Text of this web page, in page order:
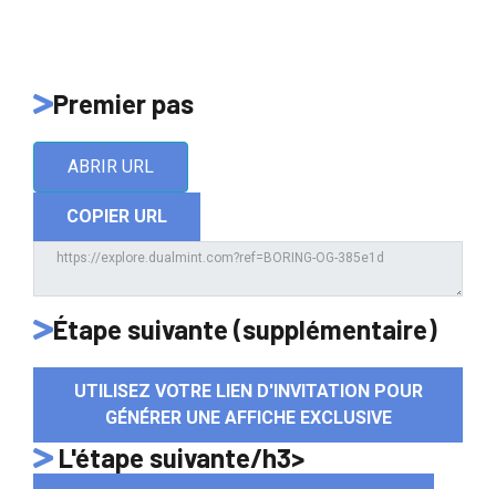
Premier pas
ABRIR URL
COPIER URL
Étape suivante (supplémentaire)
UTILISEZ VOTRE LIEN D'INVITATION POUR
GÉNÉRER UNE AFFICHE EXCLUSIVE
L'étape suivante/h3>